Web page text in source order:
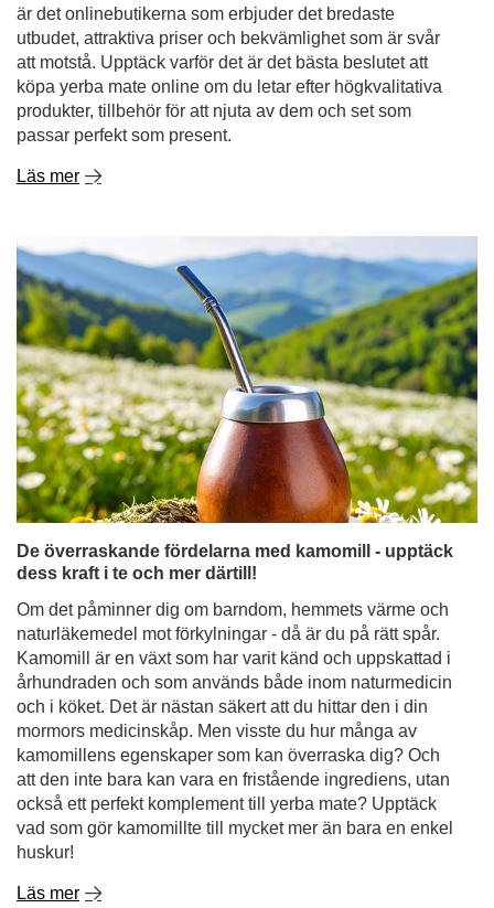
är det onlinebutikerna som erbjuder det bredaste
utbudet, attraktiva priser och bekvämlighet som är svår
att motstå. Upptäck varför det är det bästa beslutet att
köpa yerba mate online om du letar efter högkvalitativa
produkter, tillbehör för att njuta av dem och set som
passar perfekt som present.
Läs mer
De överraskande fördelarna med kamomill - upptäck
dess kraft i te och mer därtill!
Om det påminner dig om barndom, hemmets värme och
naturläkemedel mot förkylningar - då är du på rätt spår.
Kamomill är en växt som har varit känd och uppskattad i
århundraden och som används både inom naturmedicin
och i köket. Det är nästan säkert att du hittar den i din
mormors medicinskåp. Men visste du hur många av
kamomillens egenskaper som kan överraska dig? Och
att den inte bara kan vara en fristående ingrediens, utan
också ett perfekt komplement till yerba mate? Upptäck
vad som gör kamomillte till mycket mer än bara en enkel
huskur!
Läs mer